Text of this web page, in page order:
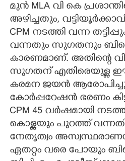
മുന്‍ MLA വി കെ
അഴിച്ചതും,
CPM നടത്തി വന്ന
വന്നതും സുഗതനും
കാരണമാണ്. അതിന്റെ
സുഗതന് എതിരെയുള്ള ഈ
കരമന ജയന്‍
കോര്‍പ്പറേഷന്‍ ഭരണം
CPM 45 വര്‍ഷമായി
കൊള്ളയും പുറത്ത്
നേതൃത്വം
ഏതറ്റം വരെ പോയും